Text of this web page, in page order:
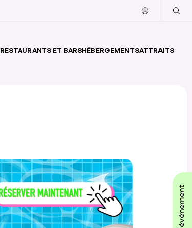
RESTAURANTS ET BARSHÉBERGEMENTSATTRAITS